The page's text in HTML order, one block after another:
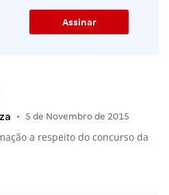
• 5 de Novembro de 2015
a respeito do concurso da